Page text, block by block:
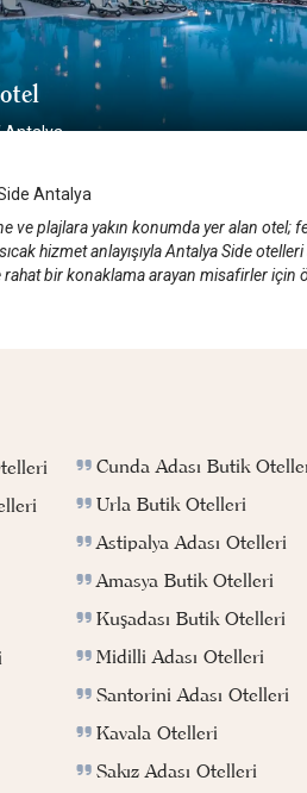
Antalya
Antalya
ve plajlara yakın konumda yer alan otel;
hizmet anlayışıyla Antalya Side otelleri
bir konaklama arayan misafirler için
Cunda Adası Butik
Urla Butik Otelleri
Astipalya Adası Otelleri
Amasya Butik Otelleri
Kuşadası Butik Otelleri
Midilli Adası Otelleri
Santorini Adası Otelleri
Kavala Otelleri
Sakız Adası Otelleri